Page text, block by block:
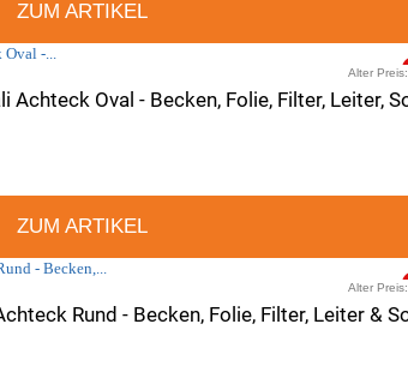
ZUM ARTIKEL
Alter Preis:
ZUM ARTIKEL
Alter Preis: